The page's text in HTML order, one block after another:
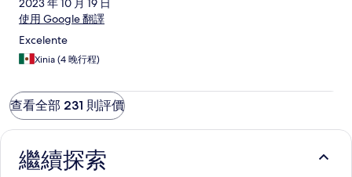
2023 年 10 月 19 日
使用 Google 翻譯
Excelente
Xinia (4 晚行程)
查看全部 231 則評價
繼續探索